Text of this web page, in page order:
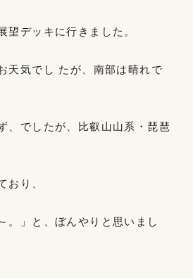
望デッキに行きました。
天気でし たが、南部は晴れで
、でしたが、比叡山山系・琵琶
おり、
。」と、ぼんやりと思いまし